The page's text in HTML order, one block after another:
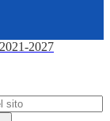
2027